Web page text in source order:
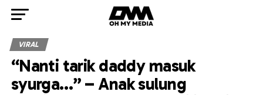
VIRAL
“Nanti tarik daddy masuk
syurga…” – Anak sulung